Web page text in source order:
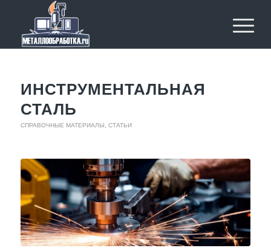
ИНСТРУМЕНТАЛЬНАЯ
СТАЛЬ
СПРАВОЧНЫЕ МАТЕРИАЛЫ СТАТЬИ